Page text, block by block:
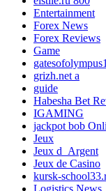
Entertainment
Forex News
Forex Reviews
Game
grizh.net a
guide
Habesha Bet
IGAMING
jackpot bob
Jeux
Jeux d_Argent
Jeux de Casino
kursk-
Logistics News